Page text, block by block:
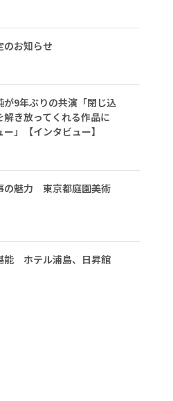
のお知らせ
9年ぶりの共演「閉じ込
き放ってくれる作品に
」【インタビュー】
の魅力 東京都庭園美術
能 ホテル浦島、日昇館